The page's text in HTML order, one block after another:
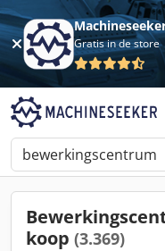
Gratis in de store
koop (3.369)